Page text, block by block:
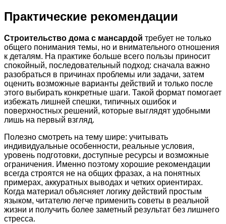
Практические рекомендации
Строительство дома с мансардой требует не только
общего понимания темы, но и внимательного отношения
к деталям. На практике больше всего пользы приносит
спокойный, последовательный подход: сначала важно
разобраться в причинах проблемы или задачи, затем
оценить возможные варианты действий и только после
этого выбирать конкретные шаги. Такой формат помогает
избежать лишней спешки, типичных ошибок и
поверхностных решений, которые выглядят удобными
лишь на первый взгляд.
Полезно смотреть на тему шире: учитывать
индивидуальные особенности, реальные условия,
уровень подготовки, доступные ресурсы и возможные
ограничения. Именно поэтому хорошие рекомендации
всегда строятся не на общих фразах, а на понятных
примерах, аккуратных выводах и четких ориентирах.
Когда материал объясняет логику действий простым
языком, читателю легче применить советы в реальной
жизни и получить более заметный результат без лишнего
стресса.